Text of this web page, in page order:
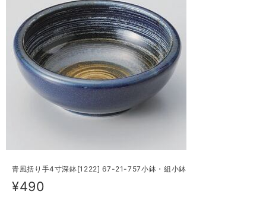
青風括り手4寸深鉢[1222] 67-21-757小鉢・組小鉢
¥490